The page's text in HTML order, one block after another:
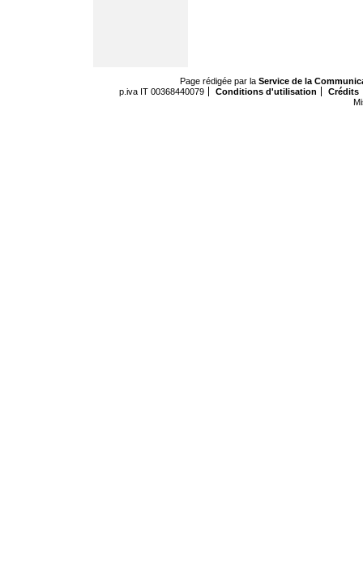
Page rédigée par la Service de la
p.iva IT 00368440079
Conditions d'utilisation
Crédits